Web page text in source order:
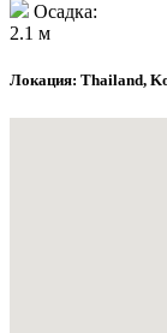
Осадка:
2.1 м
Локация: Thailand,